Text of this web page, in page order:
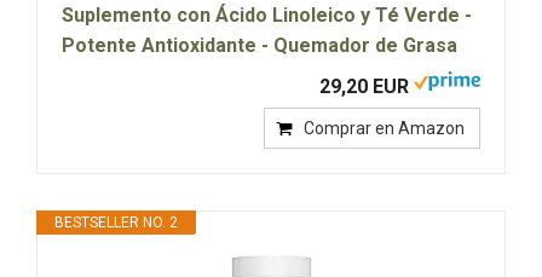
Suplemento con Ácido Linoleico y Té Verde -
Potente Antioxidante - Quemador de Grasa
29,20 EUR
Comprar en Amazon
BESTSELLER NO. 2